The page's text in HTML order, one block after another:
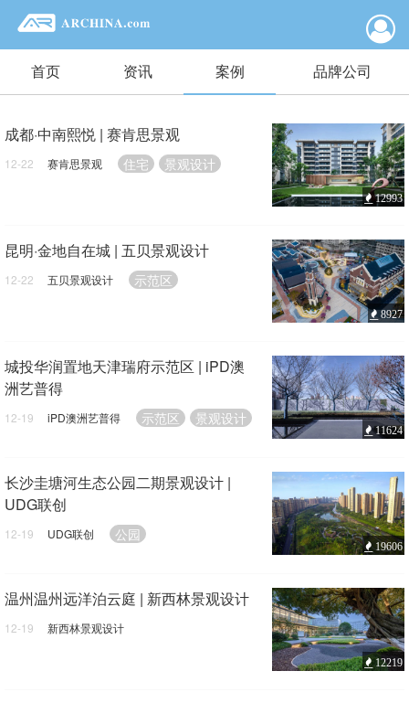
首页 资讯 案例 品牌公司
成都·中南熙悦 | 赛肯思景观
12-22 赛肯思景观 住宅 景观设计
12993
昆明·金地自在城 | 五贝景观设计
12-22 五贝景观设计 示范区
8927
城投华润置地天津瑞府示范区 | iPD澳
洲艺普得
12-19 iPD澳洲艺普得 示范区 景观设计
11624
长沙圭塘河生态公园二期景观设计 |
UDG联创
12-19 UDG联创 公园
19606
温州温州远洋泊云庭 | 新西林景观设计
12-19 新西林景观设计
12219